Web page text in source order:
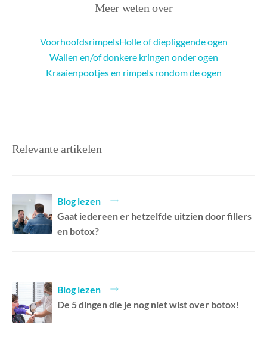
Meer weten over
VoorhoofdsrimpelsHolle of diepliggende ogen
Wallen en/of donkere kringen onder ogen
Kraaienpootjes en rimpels rondom de ogen
Relevante artikelen
Blog lezen
Gaat iedereen er hetzelfde uitzien door fillers
en botox? ⁠
Blog lezen
De 5 dingen die je nog niet wist over botox!